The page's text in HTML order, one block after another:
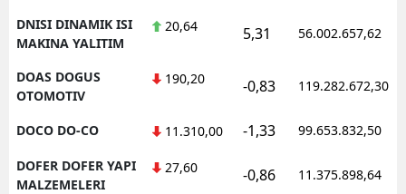
DNISI DINAMIK ISI
MAKINA YALITIM
20,64 5,31 56.002.657,62
DOAS DOGUS
OTOMOTIV
190,20 -0,83 119.282.672,30
DOCO DO-CO 11.310,00 -1,33 99.653.832,50
DOFER DOFER YAPI
MALZEMELERI
27,60 -0,86 11.375.898,64